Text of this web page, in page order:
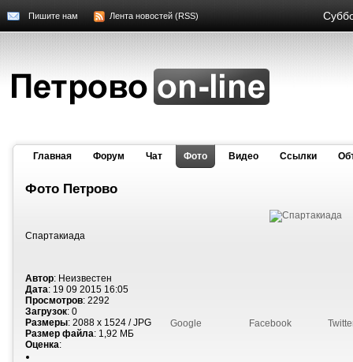
Пишите нам Лента новостей (RSS)
Главная Форум Чат Фото Видео Cсылки
Фото Петрово
Спартакиада
Автор: Неизвестен
Дата: 19 09 2015 16:05
Просмотров: 2292
Загрузок: 0
Размеры: 2088 x 1524 / JPG
Размер файла: 1,92 МБ
Оценка:
Google Facebook